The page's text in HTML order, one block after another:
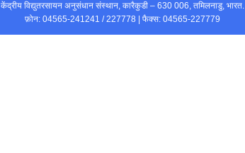
केंद्रीय विद्युतरसायन अनुसंधान संस्थान, कारैकुडी – 630 006, तमिलनाडु, भारत.
फ़ोन: 04565-241241 / 227778 | फैक्स: 04565-227779